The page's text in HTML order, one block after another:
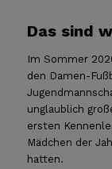
Das sind
Im Sommer
den Damen-
unglaublich
ersten
Mädchen der
hatten.